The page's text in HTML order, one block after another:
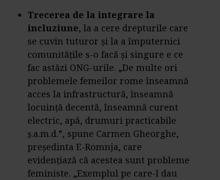
Trecerea de la integrare la
incluziune, la a cere drepturile care
se cuvin tuturor și la a împuternici
comunitățile s-o facă și singure e ce
fac astăzi ONG-urile. „De multe ori
problemele femeilor rome înseamnă
acces la infrastructură, înseamnă
locuință decentă, înseamnă curent
electric, apă, drumuri practicabile
ș.a.m.d.”, spune Carmen Gheorghe,
președinta E-Romnja, care
evidențiază că acestea sunt probleme
feministe. „Exemplul pe care-l dau